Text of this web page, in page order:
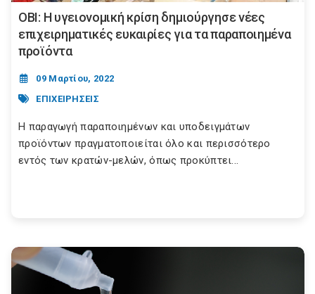
ΟΒΙ: Η υγειονομική κρίση δημιούργησε νέες
επιχειρηματικές ευκαιρίες για τα παραποιημένα
προϊόντα
09 Μαρτίου, 2022
ΕΠΙΧΕΙΡΗΣΕΙΣ
Η παραγωγή παραποιημένων και υποδειγμάτων
προϊόντων πραγματοποιείται όλο και περισσότερο
εντός των κρατών-μελών, όπως προκύπτει...